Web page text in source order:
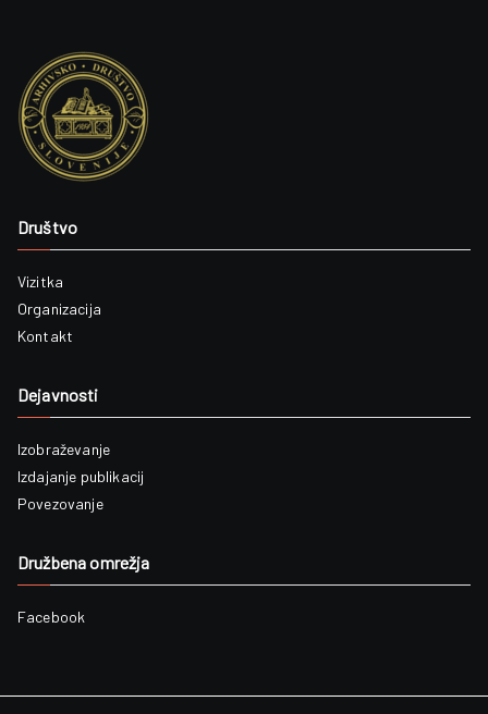
Društvo
Vizitka
Organizacija
Kontakt
Dejavnosti
Izobraževanje
Izdajanje publikacij
Povezovanje
Družbena omrežja
Facebook